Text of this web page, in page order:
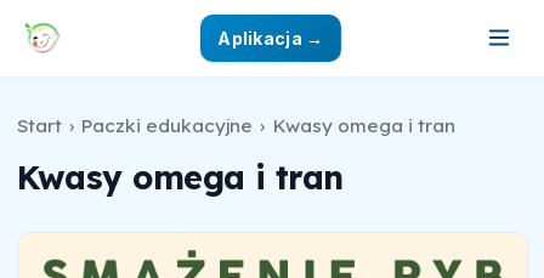
Aplikacja →
Start › Paczki edukacyjne › Kwasy omega i tran
Kwasy omega i tran